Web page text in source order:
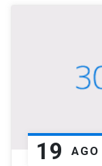
19 AGO